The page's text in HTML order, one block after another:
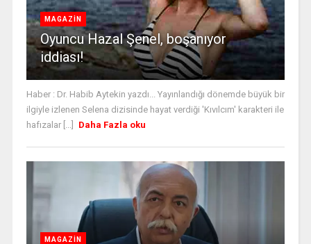
MAGAZİN
Oyuncu Hazal Şenel, boşanıyor
iddiası!
Haber : Dr. Habib Aytekin yazdı... Yayınlandığı dönemde büyük bir
ilgiyle izlenen Selena dizisinde hayat verdiği 'Kıvılcım' karakteri ile
hafızalar [...]
Daha Fazla oku
MAGAZİN